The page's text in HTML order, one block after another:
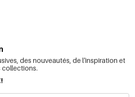
des nouveautés, de l’inspiration et
collections.